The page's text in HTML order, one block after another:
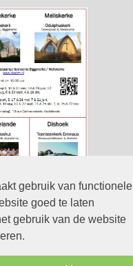
gebruik van functionele
goed te laten
gebruik van de website